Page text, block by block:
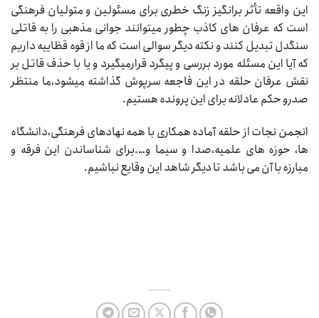
این واقعه تأثر برانگیز زنگ خطری برای مسئولین و متولیان فرهنگی
است که عرفان های کاذب چطور میتوانند جوانی مذهبی را به قاتلی
سنگدل تبدیل کنند و نکته دیگر سوالی است که ما از قوه قظاییه داریم
که آیا این مسئله مورد بررسی و پیگرد قرارمیگیرد و یا با حذف قاتل بر
نقش عرفان حلقه در این فاجعه سرپوش گذاشته میشود،ما منتظر
صدرو حکم عادلانه برای این پرونده هستیم.
انجمن نجات از حلقه آماده همکاری با همه نهادهای فرهنگی،دانشگاه
ها، حوزه های علمیه،صدا و سیما و….برای شناساندن این فرقه و
مبارزه با آن می باشد تا دیگر شاهد این وقایع نباشیم.